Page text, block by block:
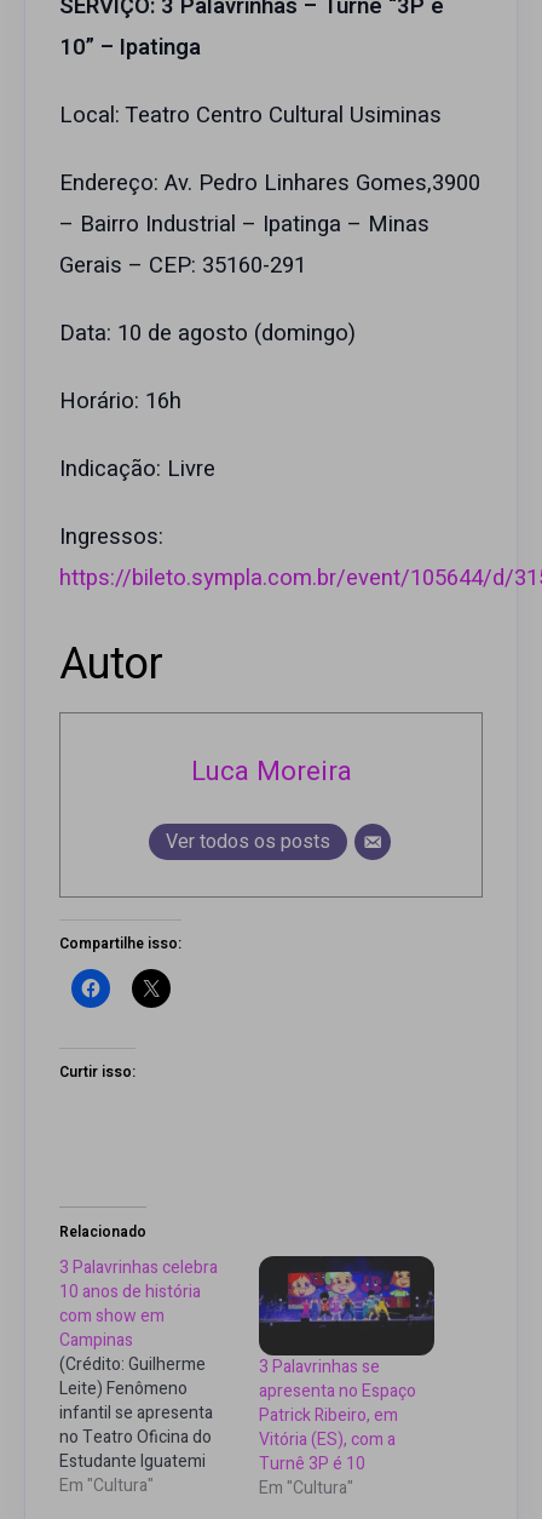
SERVIÇO: 3 Palavrinhas – Turnê “3P é
10” – Ipatinga
Local: Teatro Centro Cultural Usiminas
Endereço: Av. Pedro Linhares Gomes,3900
– Bairro Industrial – Ipatinga – Minas
Gerais – CEP: 35160-291
Data: 10 de agosto (domingo)
Horário: 16h
Indicação: Livre
Ingressos:
https://bileto.sympla.com.br/event/105644/d/
Autor
Luca Moreira
Ver todos os posts
Compartilhe isso:
Curtir isso:
Relacionado
3 Palavrinhas celebra
10 anos de história
com show em
Campinas
(Crédito: Guilherme
Leite) Fenômeno
infantil se apresenta
no Teatro Oficina do
Estudante Iguatemi
Considerado um
Em "Cultura"
3 Palavrinhas se
apresenta no Espaço
Patrick Ribeiro, em
Vitória (ES), com a
Turnê 3P é 10
Em "Cultura"